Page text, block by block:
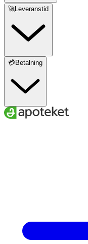
🚀Leveranstid
💳Betalning